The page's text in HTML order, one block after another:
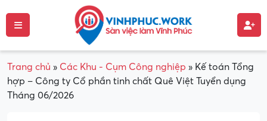
Trang chủ » Các Khu - Cụm Công nghiệp » Kế toán Tổng
hợp – Công ty Cổ phần tinh chất Quê Việt Tuyển dụng
Tháng 06/2026